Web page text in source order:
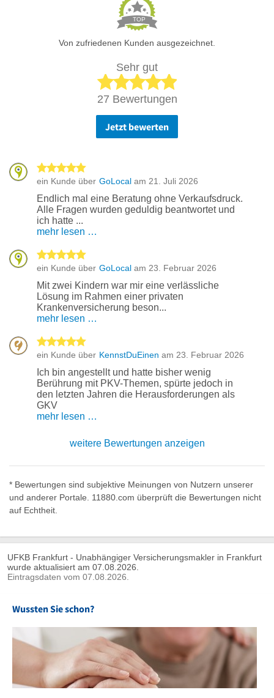
TOP
Von zufriedenen Kunden ausgezeichnet.
Sehr gut
5 von 5 Sternen
27 Bewertungen
Jetzt bewerten
ein Kunde über GoLocal am 21. Juli 2026
Endlich mal eine Beratung ohne Verkaufsdruck.
Alle Fragen wurden geduldig beantwortet und
ich hatte ...
mehr lesen …
ein Kunde über GoLocal am 23. Februar 2026
Mit zwei Kindern war mir eine verlässliche
Lösung im Rahmen einer privaten
Krankenversicherung beson...
mehr lesen …
ein Kunde über KennstDuEinen am 23. Februar 2026
Ich bin angestellt und hatte bisher wenig
Berührung mit PKV-Themen, spürte jedoch in
den letzten Jahren die Herausforderungen als
GKV
mehr lesen …
weitere Bewertungen anzeigen
* Bewertungen sind subjektive Meinungen von Nutzern unserer
und anderer Portale. 11880.com überprüft die Bewertungen nicht
auf Echtheit.
UFKB Frankfurt - Unabhängiger Versicherungsmakler in Frankfurt
wurde aktualisiert am 07.08.2026.
Eintragsdaten vom 07.08.2026.
Wussten Sie schon?